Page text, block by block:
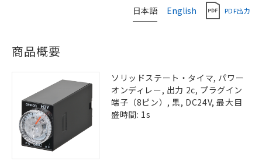
日本語 English PDF出力
商品概要
ソリッドステート・タイマ, パワー
オンディレー, 出力 2c, プラグイン
端子（8ピン）, 黒, DC24V, 最大目
盛時間: 1s